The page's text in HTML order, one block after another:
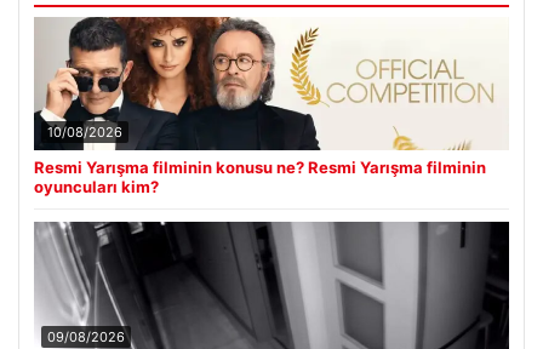
10/08/2026
Resmi Yarışma filminin konusu ne? Resmi Yarışma filminin
oyuncuları kim?
09/08/2026